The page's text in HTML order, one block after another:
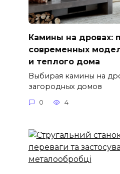
Камины на дровах:
современных
и теплого дома
Выбирая камины на
загородных домов
0 4